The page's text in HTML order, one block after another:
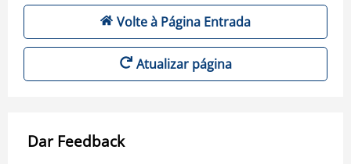
Volte à Página Entrada
Atualizar página
Dar Feedback